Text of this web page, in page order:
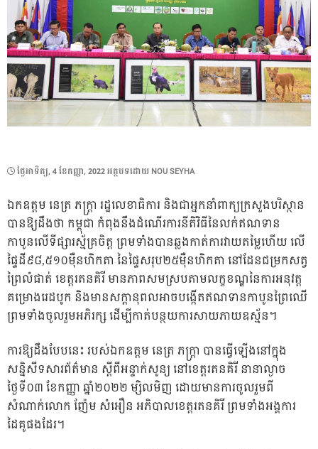
POSTED
ថ្ងៃ​អាទិត្យ, 4 ខែ​កញ្ញា, 2022អត្ថបទដោយ NOU SEYHA
ឯកឧត្តម នេត្រ ភក្ត្រា រដ្ឋលេខាធិការ និងជាអ្នកនាំពាក្យក្រសួងបរិស្ថាន
បានឱ្យដឹងថា កម្ពុជា កំពុងនឹងដំណើរការនីតិវិធីនៃលក់ឥណទាន
កាបូនលើទីផ្សារស្ម័គ្រចិត្ត ព្រមទាំងបានឆ្លងកាត់ការវាយតម្លៃហើយ លើ
ផ្ទៃដី៩៨,៥១០ម៉ឺនហិកតា នៃផ្ទៃសរុប២៥ម៉ឺនហិកតា នៅដែនជម្រកសត្វ
ព្រៃលំផាត់ ខេត្តរតនគិរី មានភាពសមស្របតាមលក្ខខណ្ឌនៃការអនុវត្ត
គម្រោងរេដបូក និងមានសក្តានុពលអាចបង្កើតឥណទានកាបូនព្រៃឈើ
ព្រមទាំងចូលរួមអភិរក្ស ដើម្បីកាត់បន្ថយការសាយភាយឧស្ម័ន។
ការឱ្យដឹងបែបនេះ របស់ឯកឧត្តម នេត្រ ភក្ត្រា បានធ្វើឡើងនៅក្នុង
សន្និសីទសារព័ត៌មាន ស្តីពីអន្ទាក់សូន្យ នៅខេត្តរតនគិរី នានាល្ងាច
ថ្ងៃទី០៣ ខែកញ្ញា ឆ្នាំ២០២២ ម្សិលមិញ ដោយមានការចូលរួមពី
សំណាក់លោក ញ៉ែម សំអឿន អភិបាលខេត្តរតនគិរី ព្រមទាំងអង្គការ
ដៃគូផងដែរ។